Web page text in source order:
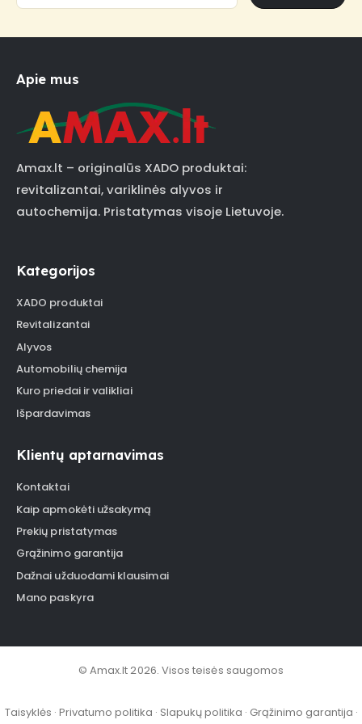
Apie mus
Amax.lt – originalūs XADO produktai:
revitalizantai, variklinės alyvos ir
autochemija. Pristatymas visoje Lietuvoje.
Kategorijos
XADO produktai
Revitalizantai
Alyvos
Automobilių chemija
Kuro priedai ir valikliai
Išpardavimas
Klientų aptarnavimas
Kontaktai
Kaip apmokėti užsakymą
Prekių pristatymas
Grąžinimo garantija
Dažnai užduodami klausimai
Mano paskyra
© Amax.lt 2026. Visos teisės saugomos
Taisyklės · Privatumo politika · Slapukų politika · Grąžinimo garantija ·